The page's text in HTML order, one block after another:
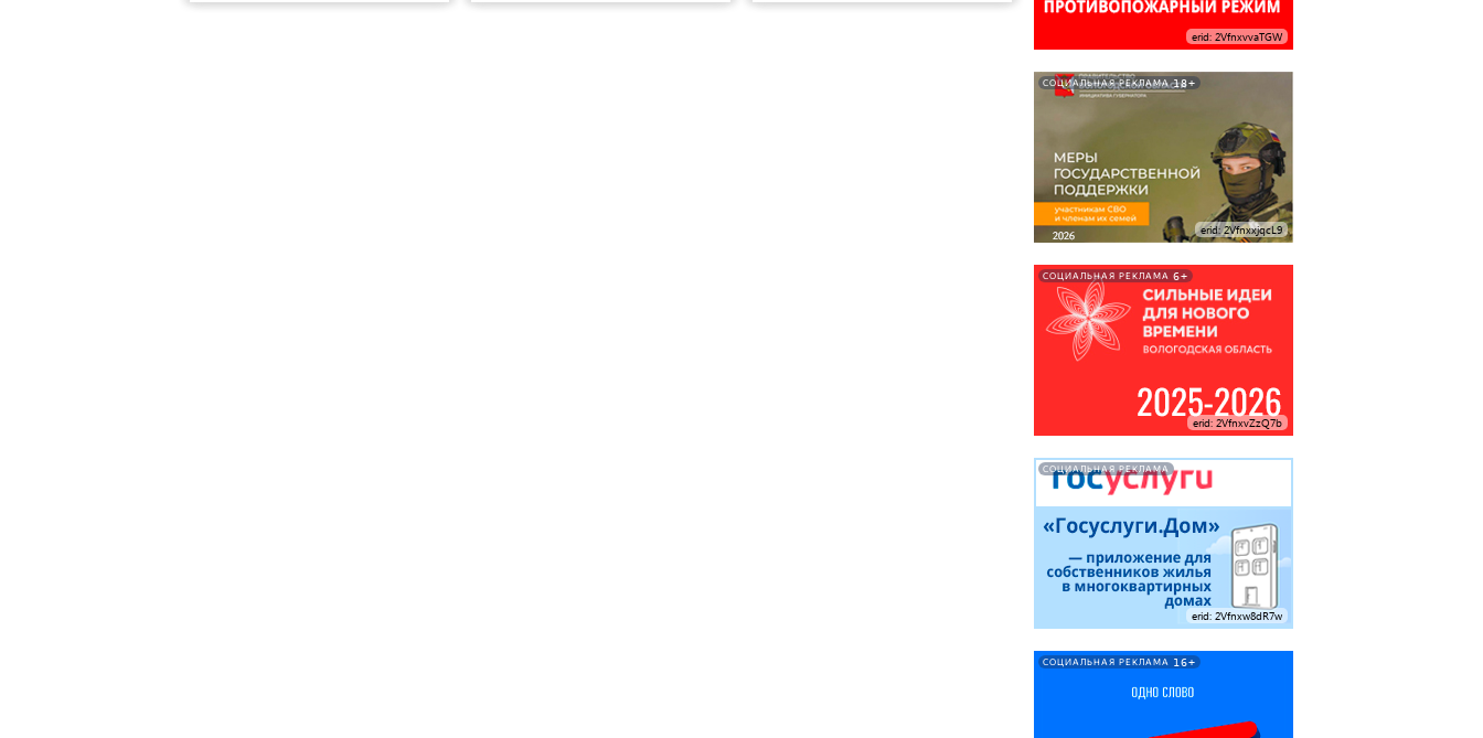
erid: 2VfnxvvaTGW
СОЦИАЛЬНАЯ РЕКЛАМА 18+
erid: 2VfnxxjqcL9
СОЦИАЛЬНАЯ РЕКЛАМА 6+
erid: 2VfnxvZzQ7b
СОЦИАЛЬНАЯ РЕКЛАМА
erid: 2Vfnxw8dR7w
СОЦИАЛЬНАЯ РЕКЛАМА 16+